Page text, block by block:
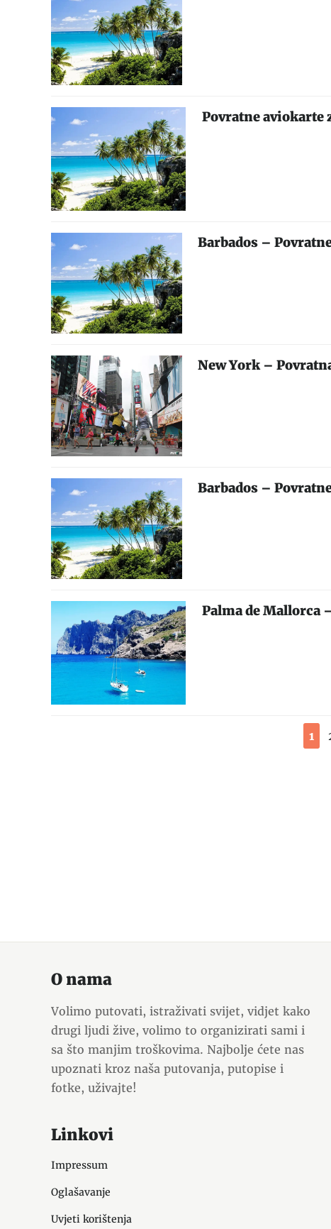
Povratne aviokarte
Barbados –
New York –
Barbados –
Palma de Mallorca
1
O nama
Volimo putovati, istraživati svijet, vidjet kako
drugi ljudi žive, volimo to organizirati sami i
sa što manjim troškovima. Najbolje ćete nas
upoznati kroz naša putovanja, putopise i
fotke, uživajte!
Linkovi
Impressum
Oglašavanje
Uvjeti korištenja